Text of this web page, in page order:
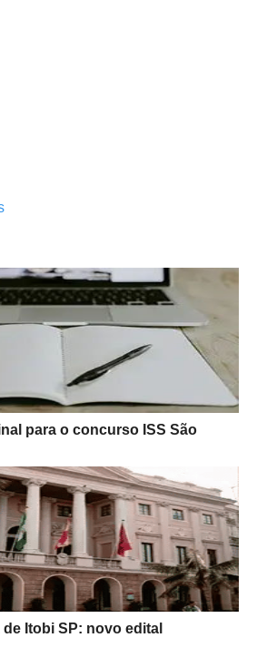
para o concurso ISS São
Itobi SP: novo edital